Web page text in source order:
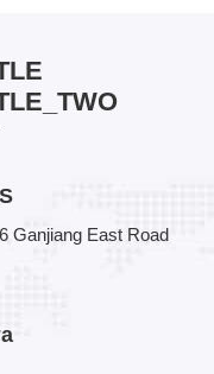
Ganjiang East Road